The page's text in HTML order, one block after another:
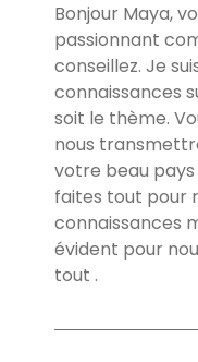
Bonjour Maya,
passionnant
conseillez. Je
connaissances
soit le thème.
nous
votre beau
faites tout pour
connaissances
évident pour
tout .